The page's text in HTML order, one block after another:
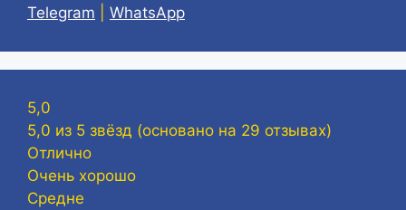
Telegram
WhatsApp
5,0
5,0 из 5 звёзд (основано на 29 отзывах)
Отлично
Очень хорошо
Средне